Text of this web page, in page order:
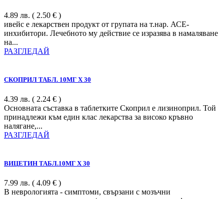
4.89 лв. ( 2.50 € )
ивейс е лекарствен продукт от групата на т.нар. АСЕ-
инхибитори. Лечебното му действие се изразява в намаляване
на...
РАЗГЛЕДАЙ
СКОПРИЛ ТАБЛ. 10МГ Х 30
4.39 лв. ( 2.24 € )
Основната съставка в таблетките Скоприл е лизиноприл. Той
принадлежи към един клас лекарства за високо кръвно
налягане,...
РАЗГЛЕДАЙ
ВИЦЕТИН ТАБЛ.10МГ Х 30
7.99 лв. ( 4.09 € )
В неврологията - симптоми, свързани с мозъчни